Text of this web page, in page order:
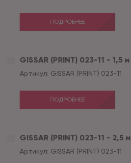
ПОДРОБНЕЕ
GISSAR (PRINT) 023-11 - 1,5 м
Артикул: GISSAR (PRINT) 023-11
ПОДРОБНЕЕ
GISSAR (PRINT) 023-11 - 2,5 м
Артикул: GISSAR (PRINT) 023-11